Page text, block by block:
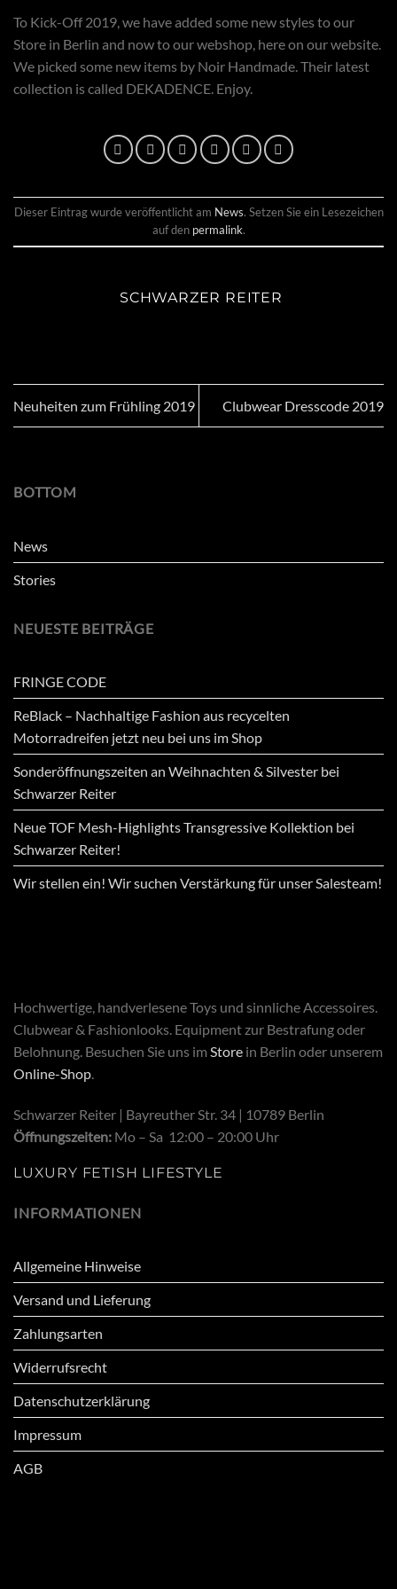
To Kick-Off 2019, we have added some new styles to our
Store in Berlin and now to our webshop, here on our website.
We picked some new items by Noir Handmade. Their latest
collection is called DEKADENCE. Enjoy.
Dieser Eintrag wurde veröffentlicht am News. Setzen Sie ein Lesezeichen
auf den permalink.
SCHWARZER REITER
Neuheiten zum Frühling 2019 Clubwear Dresscode 2019
BOTTOM
News
Stories
NEUESTE BEITRÄGE
FRINGE CODE
ReBlack – Nachhaltige Fashion aus recycelten
Motorradreifen jetzt neu bei uns im Shop
Sonderöffnungszeiten an Weihnachten & Silvester bei
Schwarzer Reiter
Neue TOF Mesh-Highlights Transgressive Kollektion bei
Schwarzer Reiter!
Wir stellen ein! Wir suchen Verstärkung für unser Salesteam!
Hochwertige, handverlesene Toys und sinnliche Accessoires.
Clubwear & Fashionlooks. Equipment zur Bestrafung oder
Belohnung. Besuchen Sie uns im Store in Berlin oder unserem
Online-Shop.
Schwarzer Reiter | Bayreuther Str. 34 | 10789 Berlin
Öffnungszeiten: Mo – Sa 12:00 – 20:00 Uhr
LUXURY FETISH LIFESTYLE
INFORMATIONEN
Allgemeine Hinweise
Versand und Lieferung
Zahlungsarten
Widerrufsrecht
Datenschutzerklärung
Impressum
AGB